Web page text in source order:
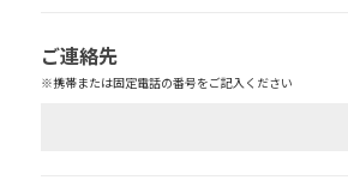
ご連絡先
※携帯または固定電話の番号をご記入ください